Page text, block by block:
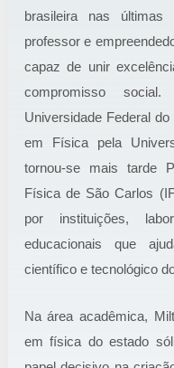
brasileira nas últimas
professor e
capaz de unir
compromisso
Universidade Federal
em Física pela
tornou-se mais tarde
Física de São Carlos
por instituições,
educacionais que
científico e tecnológico
Na área acadêmica,
em física do estado